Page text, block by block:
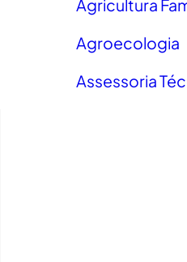
Agricultura
Agroecologia
Assessoria